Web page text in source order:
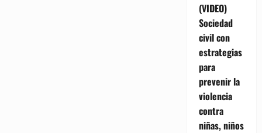
(VIDEO)
Sociedad
civil con
estrategias
para
prevenir la
violencia
contra
niñas, niños